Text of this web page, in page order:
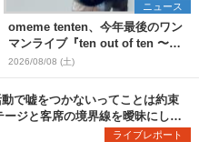
ニュース
omeme tenten、今年最後のワン
マンライブ『ten out of ten 〜
one man〜』を11月に開催決定
2026/08/08 (土)
で嘘をつかないってことは約束
ジと客席の境界線を曖昧にし
ナル武道館公演レポートライブレポート